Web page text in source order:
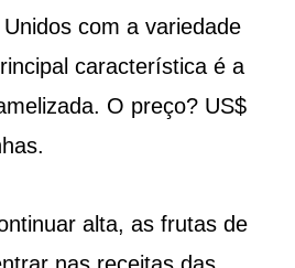
com a variedade
característica é a
O preço? US$
alta, as frutas de